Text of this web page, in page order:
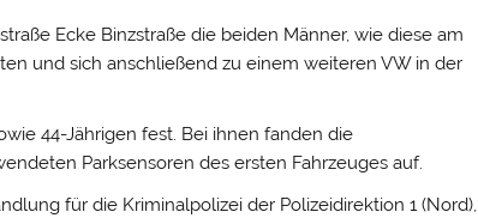
Ecke Binzstraße die beiden Männer, wie diese am
und sich anschließend zu einem weiteren VW in der
44-Jährigen fest. Bei ihnen fanden die
Parksensoren des ersten Fahrzeuges auf.
für die Kriminalpolizei der Polizeidirektion 1 (Nord),